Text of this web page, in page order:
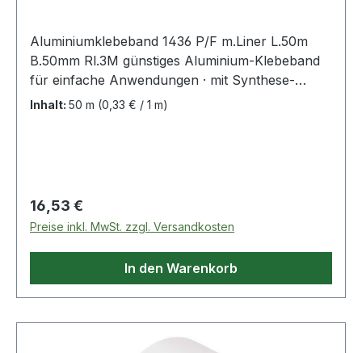
Aluminiumklebeband 1436 P/F m.Liner L.50m
B.50mm Rl.3M günstiges Aluminium-Klebeband
für einfache Anwendungen · mit Synthese-
Kautschuk-Klebstoff und einer leicht zu
schwerentflammbar nach DIN 4102 B1 Weitere
technische Eigenschaften: · Temperaturbereich:
-25 bis +70°C · Trägerart: Aluminiumfolie ·
Gesamtdicke: 0,075mm · Zulassung: DIN-4102:
Inhalt: 50 m (0,33 € / 1 m)
Regulärer Preis:
16,53 €
Preise inkl. MwSt. zzgl. Versandkosten
In den Warenkorb